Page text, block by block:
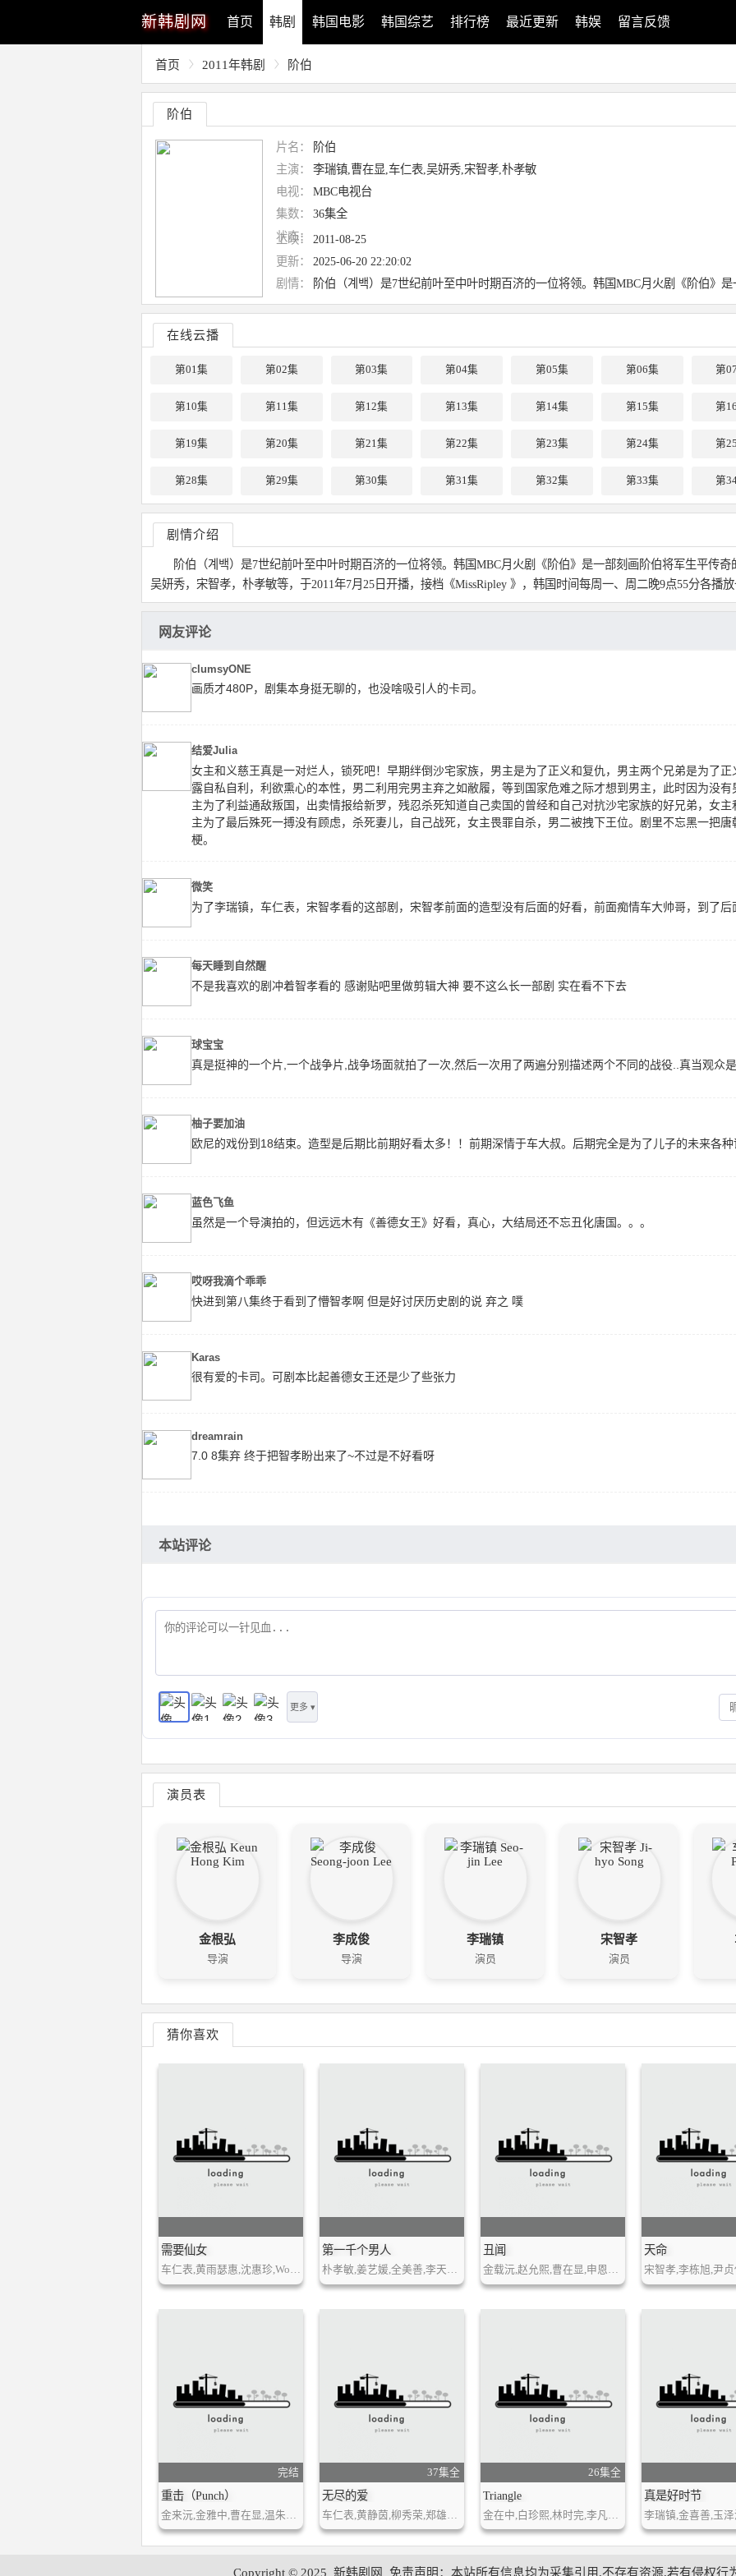
新韩剧网 首页 韩剧 韩国电影 韩国综艺 排行榜 最近更新 韩娱 留言反馈
首页 2011年韩剧 阶伯
阶伯
片名：
阶伯
主演：
李瑞镇,曹在显,车仁表,吴妍秀,宋智孝,朴孝敏
电视：
MBC电视台
集数：
36集全
状态：
上映：
2011-08-25
更新：
2025-06-20 22:20:02
剧情：
阶伯（계백）是7世纪前叶至中叶时期百济的一位将领。韩国MBC月火剧《阶伯》
在线云播
第01集 第02集 第03集 第04集 第05集 第06集 第
第10集 第11集 第12集 第13集 第14集 第15集 第
第19集 第20集 第21集 第22集 第23集 第24集 第
第28集 第29集 第30集 第31集 第32集 第33集 第
剧情介绍
阶伯（계백）是7世纪前叶至中叶时期百济的一位将领。韩国MBC月火剧《阶伯》是一部刻画阶伯将军生平传
吴妍秀，宋智孝，朴孝敏等，于2011年7月25日开播，接档《MissRipley 》，韩国时间每周一、周二晚9点55分各播
网友评论
clumsyONE
画质才480P，剧集本身挺无聊的，也没啥吸引人的卡司。
结爱Julia
女主和义慈王真是一对烂人，锁死吧！早期绊倒沙宅家族，男主是为了正义和复仇，男主两个兄弟是为了
露自私自利，利欲熏心的本性，男二利用完男主弃之如敝履，等到国家危难之际才想到男主，此时因为没
主为了利益通敌叛国，出卖情报给新罗，残忍杀死知道自己卖国的曾经和自己对抗沙宅家族的好兄弟，女
主为了最后殊死一搏没有顾虑，杀死妻儿，自己战死，女主畏罪自杀，男二被拽下王位。剧里不忘黑一把
梗。
微笑
为了李瑞镇，车仁表，宋智孝看的这部剧，宋智孝前面的造型没有后面的好看，前面痴情车大帅哥，到了
每天睡到自然醒
不是我喜欢的剧冲着智孝看的 感谢贴吧里做剪辑大神 要不这么长一部剧 实在看不下去
球宝宝
真是挺神的一个片,一个战争片,战争场面就拍了一次,然后一次用了两遍分别描述两个不同的战役..真当观众
柚子要加油
欧尼的戏份到18结束。造型是后期比前期好看太多！！前期深情于车大叔。后期完全是为了儿子的未来各
蓝色飞鱼
虽然是一个导演拍的，但远远木有《善德女王》好看，真心，大结局还不忘丑化唐国。。。
哎呀我滴个乖乖
快进到第八集终于看到了懵智孝啊 但是好讨厌历史剧的说 弃之 噗
Karas
很有爱的卡司。可剧本比起善德女王还是少了些张力
dreamrain
7.0 8集弃 终于把智孝盼出来了~不过是不好看呀
本站评论
更多 ▾
演员表
金根弘
导演
李成俊
导演
李瑞镇
演员
宋智孝
演员
猜你喜欢
需要仙女
车仁表,黄雨瑟惠,沈惠珍,WooRi（金允慧）,朴珉宇,信宇（B1A4）许永生
第一千个男人
朴孝敏,姜艺媛,全美善,李天熙,徐庆锡
丑闻
金载沅,赵允熙,曹在显,申恩庆,朴尚民,奇太映,金慧利,崔哲浩
天命
完结
重击（Punch）
37集全
无尽的爱
26集全
Triangle 真是好时节
Copyright © 2025 新韩剧网 免责声明：本站所有信息均为采集引用,不存有资源,若有侵权行